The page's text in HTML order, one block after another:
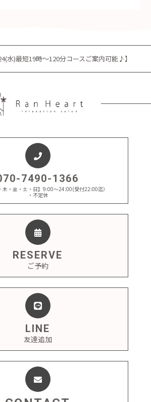
水)最短19時～120分コースご案内可能♪】
7490-1366
木・金・土・日】9:00～24:00(受付22:00迄）
・不定休
RESERVE
ご予約
LINE
友達追加